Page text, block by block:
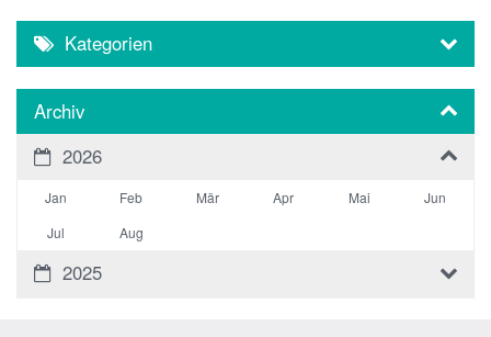
Kategorien
Archiv
2026
Jan Feb Mär Apr Mai
Jun
Jul
Aug
2025